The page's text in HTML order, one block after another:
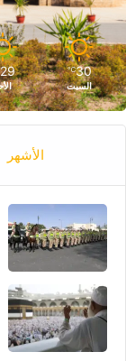
30
℃
السبت
29
الأشهر